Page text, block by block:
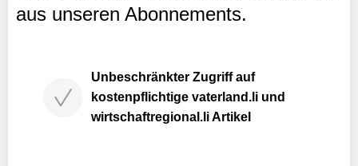
aus unseren Abonnements.
Unbeschränkter Zugriff auf
kostenpflichtige vaterland.li und
wirtschaftregional.li Artikel